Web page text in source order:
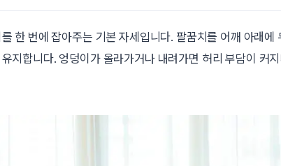
를 한 번에 잡아주는 기본 자세입니다. 팔꿈치를 어깨 아래에
지합니다. 엉덩이가 올라가거나 내려가면 허리 부담이 커